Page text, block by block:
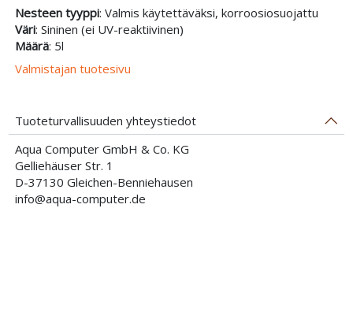
Nesteen tyyppi: Valmis käytettäväksi, korroosiosuojattu
Väri: Sininen (ei UV-reaktiivinen)
Määrä: 5l
Valmistajan tuotesivu
Tuoteturvallisuuden yhteystiedot
Aqua Computer GmbH & Co. KG
Gelliehäuser Str. 1
D-37130 Gleichen-Benniehausen
info@aqua-computer.de